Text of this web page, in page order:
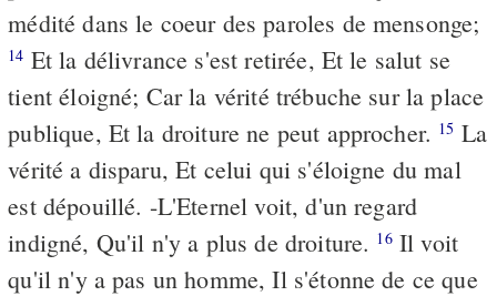
médité dans le coeur des paroles de mensonge;
14 Et la délivrance s'est retirée, Et le salut se
tient éloigné; Car la vérité trébuche sur la place
publique, Et la droiture ne peut approcher. 15 La
vérité a disparu, Et celui qui s'éloigne du mal
est dépouillé. -L'Eternel voit, d'un regard
indigné, Qu'il n'y a plus de droiture. 16Il voit
qu'il n'y a pas un homme, Il s'étonne de ce que